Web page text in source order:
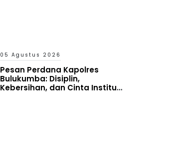
05 Agustus 2026
Pesan Perdana Kapolres
Bulukumba: Disiplin,
Kebersihan, dan Cinta Institusi